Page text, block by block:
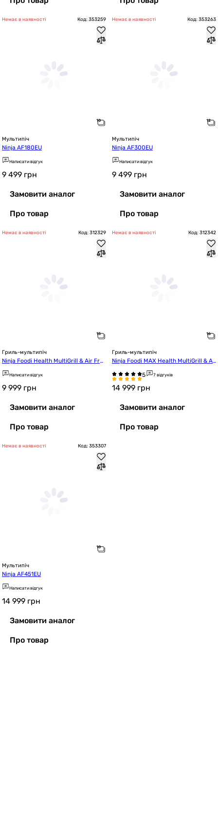
Немає в наявності Код: 353259
Мультипіч
Ninja AF180EU
Написати відгук
9 499 грн
Замовити аналог
Про товар
Немає в наявності Код: 353263
Мультипіч
Ninja AF300EU
Написати відгук
9 499 грн
Замовити аналог
Про товар
Немає в наявності Код: 312329
Гриль-мультипіч
Ninja Foodi Health MultiGrill & Air Fry
er AG301EU
Написати відгук
9 999 грн
Замовити аналог
Про товар
Немає в наявності Код: 312342
Гриль-мультипіч
Ninja Foodi MAX Health MultiGrill & Ai
r Fryer AG551EU
7 відгуків
14 999 грн
Замовити аналог
Про товар
Немає в наявності Код: 353307
Мультипіч
Ninja AF451EU
Написати відгук
14 999 грн
Замовити аналог
Про товар